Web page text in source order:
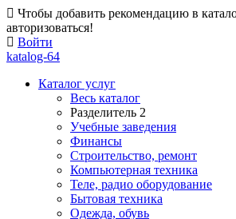
Чтобы добавить рекомендацию в
авторизоваться!
Войти
katalog-64
Каталог услуг
Весь каталог
Разделитель 2
Учебные заведения
Финансы
Строительство, ремонт
Компьютерная техника
Теле, радио оборудование
Бытовая техника
Одежда, обувь